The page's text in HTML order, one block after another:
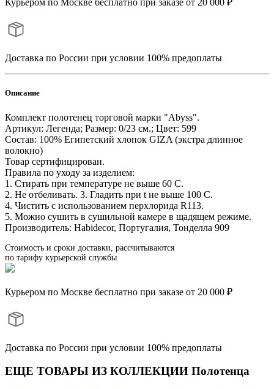
Курьером по Москве бесплатно при заказе от 20 000 ₽
Доставка по России при условии 100% предоплаты
Описание
Комплект полотенец торговой марки "Abyss".
Артикул: Легенда; Размер: 0/23 см.; Цвет: 599
Состав: 100% Египетский хлопок GIZA (экстра длинное
волокно)
Товар сертифицирован.
Правила по уходу за изделием:
1. Стирать при температуре не выше 60 С.
2. Не отбеливать. 3. Гладить при t не выше 100 С.
4. Чистить с использованием перхлорида R113.
5. Можно сушить в сушильной камере в щадящем режиме.
Производитель: Habidecor, Португалия, Тонделла 909
Стоимость и сроки доставки, рассчитываются
по тарифу курьерской службы
Курьером по Москве бесплатно при заказе от 20 000 ₽
Доставка по России при условии 100% предоплаты
ЕЩЕ ТОВАРЫ ИЗ КОЛЛЕКЦИИ Полотенца